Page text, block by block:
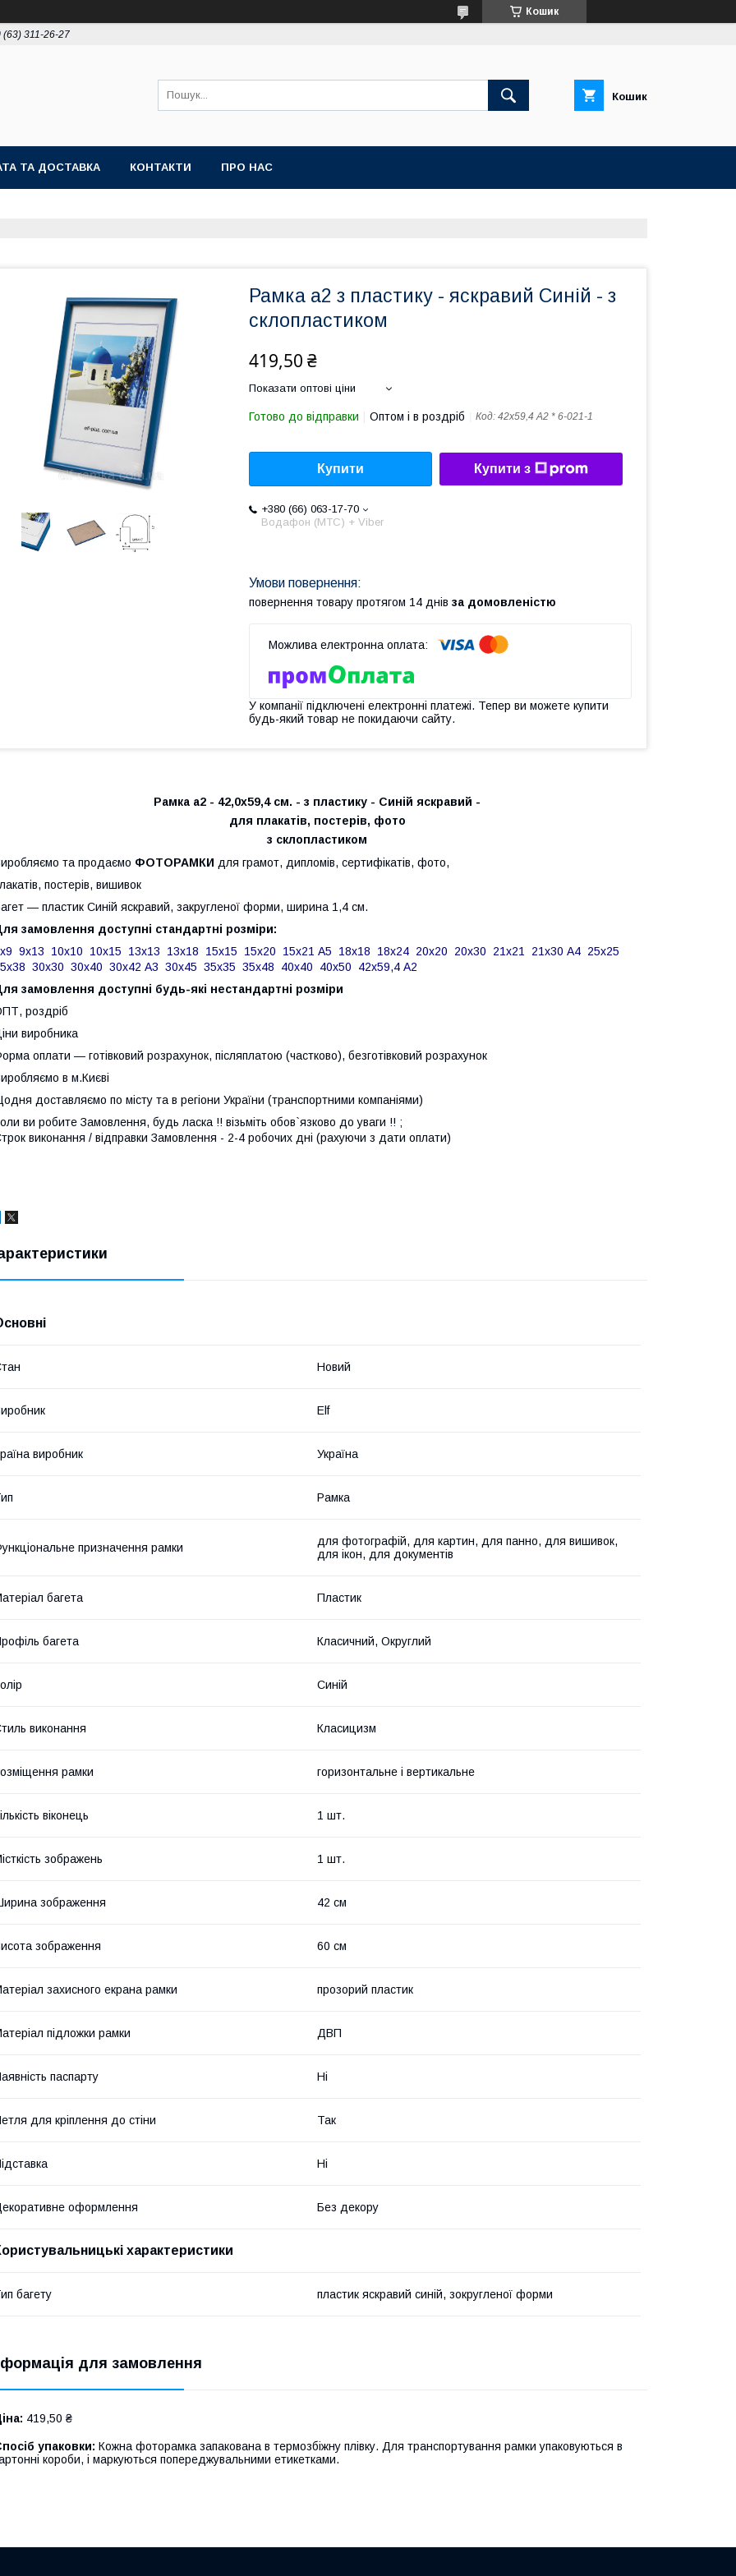
Кошик
(63) 311-26-27
Кошик
ТА ДОСТАВКА КОНТАКТИ ПРО НАС
Рамка а2 з пластику - яскравий Синій - з
склопластиком
419,50 ₴
Показати оптові ціни
Готово до відправки Оптом і в роздріб Код: 42х59,4 А2 * 6-021-1
Купити Купити з
+380 (66) 063-17-70
Водафон (МТС) + Viber
повернення товару протягом 14 днів за домовленістю
У компанії підключені електронні платежі. Тепер ви можете купити
будь-який товар не покидаючи сайту.
Рамка а2 - 42,0х59,4 см. - з пластику - Синій яскравий -
для плакатів, постерів, фото
з склопластиком
та продаємо ФОТОРАМКИ для грамот, дипломів, сертифікатів, фото,
постерів, вишивок
― пластик Синій яскравий, закругленої форми, ширина 1,4 см.
замовлення доступні стандартні розміри:
9х13 10х10 10х15 13х13 13х18 15х15 15х20 15х21 А5 18х18 18х24 20х20 20х30 21х21 21х30 А4 25х25
30х30 30х40 30х42 А3 30х45 35х35 35х48 40х40 40х50 42х59,4 А2
замовлення доступні будь-які нестандартні розміри
роздріб
виробника
оплати ― готівковий розрахунок, післяплатою (частково), безготівковий розрахунок
в м.Києві
доставляємо по місту та в регіони України (транспортними компаніями)
ви робите Замовлення, будь ласка !! візьміть обов`язково до уваги !! ;
виконання / відправки Замовлення - 2-4 робочих дні (рахуючи з дати оплати)
Новий
Elf
виробник Україна
Рамка
призначення рамки
для фотографій, для картин, для панно, для вишивок,
для ікон, для документів
багета Пластик
багета Класичний, Округлий
Синій
виконання Класицизм
рамки горизонтальне і вертикальне
віконець 1 шт.
зображень 1 шт.
зображення 42 см
зображення 60 см
захисного екрана рамки прозорий пластик
підложки рамки ДВП
паспарту Ні
для кріплення до стіни Так
Ні
оформлення Без декору
характеристики
багету пластик яскравий синій, зокругленої форми
для замовлення
419,50 ₴
упаковки: Кожна фоторамка запакована в термозбіжну плівку. Для транспортування рамки упаковуються в
короби, і маркуються попереджувальними етикетками.